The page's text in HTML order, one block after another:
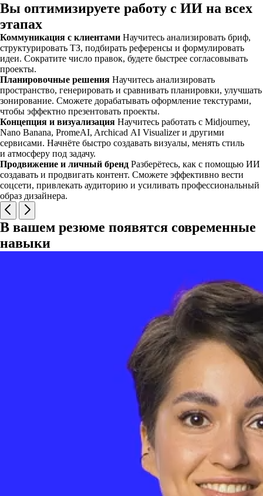
Вы оптимизируете работу с ИИ на всех
этапах
Коммуникация с клиентами Научитесь анализировать бриф,
структурировать ТЗ, подбирать референсы и формулировать
идеи. Сократите число правок, будете быстрее согласовывать
проекты.
Планировочные решения Научитесь анализировать
пространство, генерировать и сравнивать планировки, улучшать
зонирование. Сможете дорабатывать оформление текстурами,
чтобы эффектно презентовать проекты.
Концепция и визуализация Научитесь работать с Midjourney,
Nano Banana, PromeAI, Archicad AI Visualizer и другими
сервисами. Начнёте быстро создавать визуалы, менять стиль
и атмосферу под задачу.
Продвижение и личный бренд Разберётесь, как с помощью ИИ
создавать и продвигать контент. Сможете эффективно вести
соцсети, привлекать аудиторию и усиливать профессиональный
образ дизайнера.
В вашем резюме появятся современные
навыки